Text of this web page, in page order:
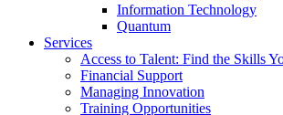
Information Technology
Quantum
Services
Access to Talent: Find the Skills
Financial Support
Managing Innovation
Training Opportunities